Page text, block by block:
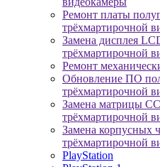
Ремонт платы
трёхмартирочной
Замена дисплея
трёхмартирочной
Ремонт
Обновление ПО
трёхмартирочной
Замена матрицы
трёхмартирочной
Замена корпусных
трёхмартирочной
PlayStation